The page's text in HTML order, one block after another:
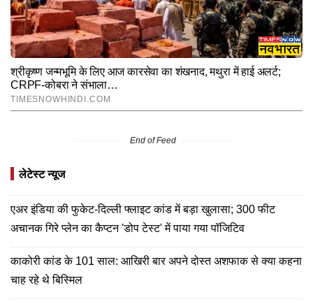
End of Feed
लेटेस्ट न्यूज
एअर इंडिया की फुकेट-दिल्ली फ्लाइट कांड में बड़ा खुलासा; 300 फीट
अचानक गिरे प्लेन का कैप्टन 'डोप टेस्ट' में पाया गया पॉजिटिव
काकोरी कांड के 101 साल: आखिरी बार अपने दोस्त अशफाक से क्या कहना
चाह रहे थे बिस्मिल